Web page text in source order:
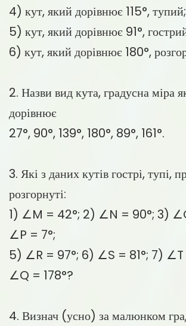
4) кут, який дорівнює 115°, тупий;
5) кут, який дорівнює 91°,
6) кут, який дорівнює 180°,
2. Назви вид кута, градусна міра
дорівнює
27°, 90°, 139°, 180°, 89°, 161°.
3. Які з даних кутів гострі, тупі,
розгорнуті:
1) ∠M = 42°; 2) ∠N = 90°; 3)
∠P = 7°;
5) ∠R = 97°; 6) ∠S = 81°; 7) ∠T
∠Q = 178°?
4. Визнач (усно) за малюнком